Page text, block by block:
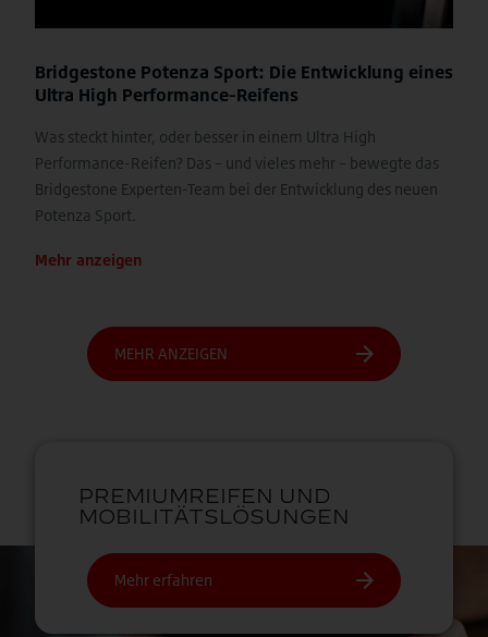
Bridgestone Potenza Sport: Die Entwicklung eines
Ultra High Performance-Reifens
Was steckt hinter, oder besser in einem Ultra High
Performance-Reifen? Das – und vieles mehr – bewegte das
Bridgestone Experten-Team bei der Entwicklung des neuen
Potenza Sport.
Mehr anzeigen